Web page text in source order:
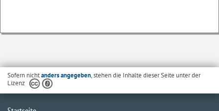
Sofern nichtanders angegeben, stehen die Inhalte dieser Seite unter der
Lizenz